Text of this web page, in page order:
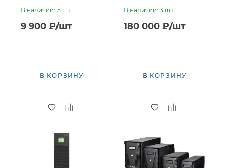
индикация, 6 x CEE7)
В наличии: 5 шт
9 900 ₽/шт
В КОРЗИНУ
В наличии: 3 шт
180 000 ₽/шт
В КОРЗИНУ